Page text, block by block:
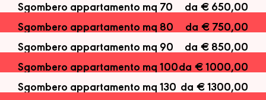
Sgombero appartamento mq 70
da € 650,00
Sgombero appartamento mq 80
da € 750,00
Sgombero appartamento mq 90
da € 850,00
Sgombero appartamento mq 100da € 1000,00
Sgombero appartamento mq 130 da € 1300,00